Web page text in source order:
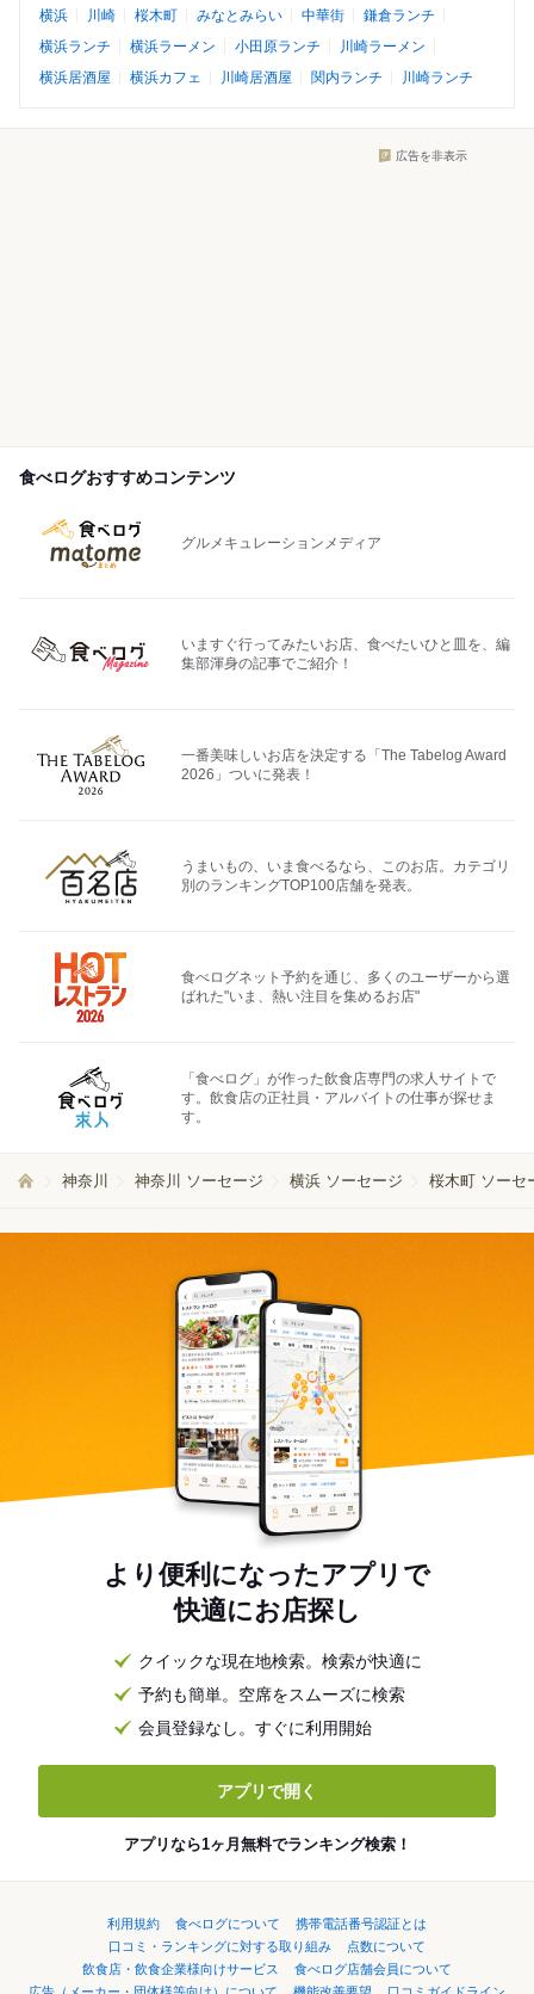
横浜 川崎 桜木町 みなとみらい 中華街
鎌倉ランチ
横浜ランチ
横浜ラーメン 小田原ランチ
川崎ラーメン
横浜居酒屋
横浜カフェ 川崎居酒屋 関内ランチ 川崎ランチ
広告を非表示
食べログおすすめコンテンツ
グルメキュレーションメディア
いますぐ行ってみたいお店、食べたいひと皿を、編
集部渾身の記事でご紹介！
一番美味しいお店を決定する「The Tabelog Award
2026」ついに発表！
うまいもの、いま食べるなら、このお店。カテゴリ
別のランキングTOP100店舗を発表。
食べログネット予約を通じ、多くのユーザーから選
ばれた"いま、熱い注目を集めるお店"
「食べログ」が作った飲食店専門の求人サイトで
す。飲食店の正社員・アルバイトの仕事が探せま
す。
神奈川 神奈川 ソーセージ 横浜 ソーセージ 桜木町 ソーセ
より便利になったアプリで
快適にお店探し
クイックな現在地検索。検索が快適に
予約も簡単。空席をスムーズに検索
会員登録なし。すぐに利用開始
アプリで開く
アプリなら1ヶ月無料でランキング検索！
利用規約 食べログについて
携帯電話番号認証とは
口コミ・ランキングに対する取り組み
点数について
飲食店・飲食企業様向けサービス
食べログ店舗会員について